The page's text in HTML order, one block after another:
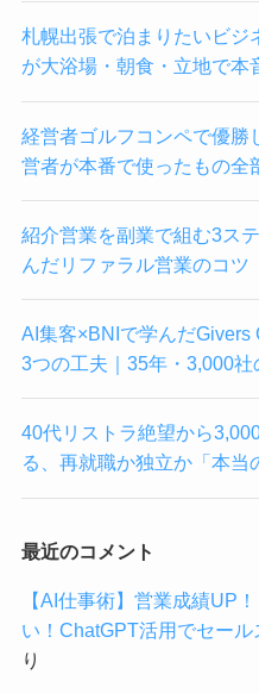
札幌出張で泊まりたいビジ
が大浴場・朝食・立地で本
経営者ゴルフコンペで優勝
営者が本番で使ったもの全
紹介営業を副業で組む3ス
んだリファラル営業のコツ
AI集客×BNIで学んだGivers
3つの工夫｜35年・3,000社
40代リストラ絶望から
る、再就職か独立か「本当
最近のコメント
【AI仕事術】営業成績UP
い！ChatGPT活用でセール
り